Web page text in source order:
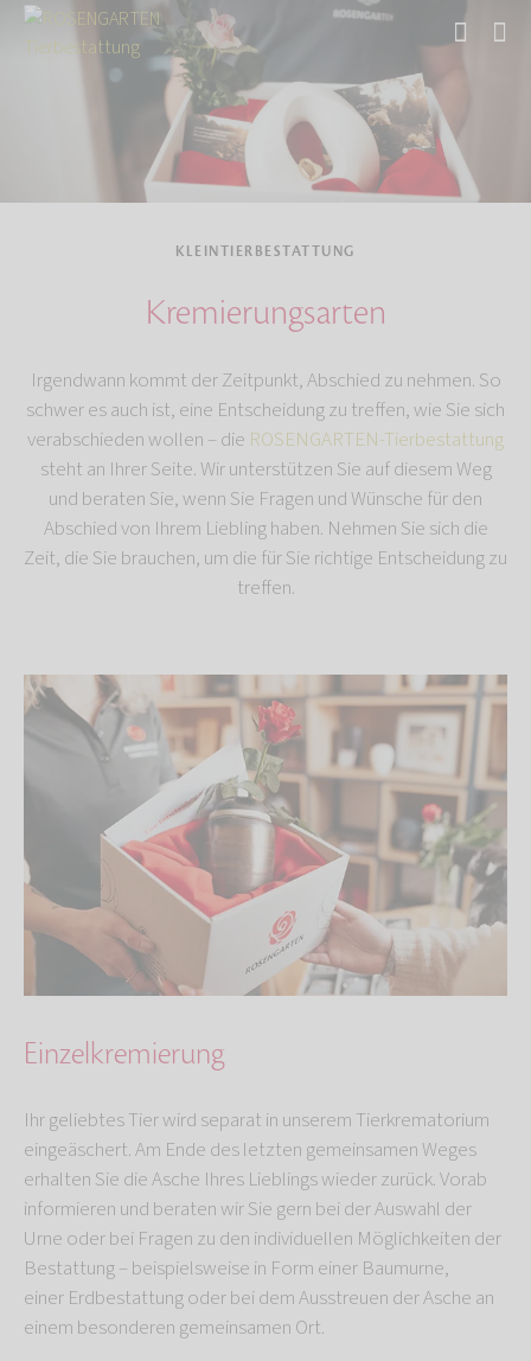
Tierbestattung Kleintierbestattung
KLEINTIERBESTATTUNG
Kremierungsarten
Irgendwann kommt der Zeitpunkt, Abschied zu nehmen. So
schwer es auch ist, eine Entscheidung zu treffen, wie Sie sich
verabschieden wollen – die ROSENGARTEN-Tierbestattung
steht an Ihrer Seite. Wir unterstützen Sie auf diesem Weg
und beraten Sie, wenn Sie Fragen und Wünsche für den
Abschied von Ihrem Liebling haben. Nehmen Sie sich die
Zeit, die Sie brauchen, um die für Sie richtige Entscheidung zu
treffen.
Einzelkremierung
Ihr geliebtes Tier wird separat in unserem Tierkrematorium
eingeäschert. Am Ende des letzten gemeinsamen Weges
erhalten Sie die Asche Ihres Lieblings wieder zurück. Vorab
informieren und beraten wir Sie gern bei der Auswahl der
Urne oder bei Fragen zu den individuellen Möglichkeiten der
Bestattung – beispielsweise in Form einer Baumurne,
einer Erdbestattung oder bei dem Ausstreuen der Asche an
einem besonderen gemeinsamen Ort.